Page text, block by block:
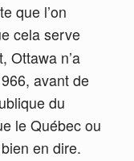
que l’on
cela serve
Ottawa n’a
avant de
du
le Québec ou
en dire.